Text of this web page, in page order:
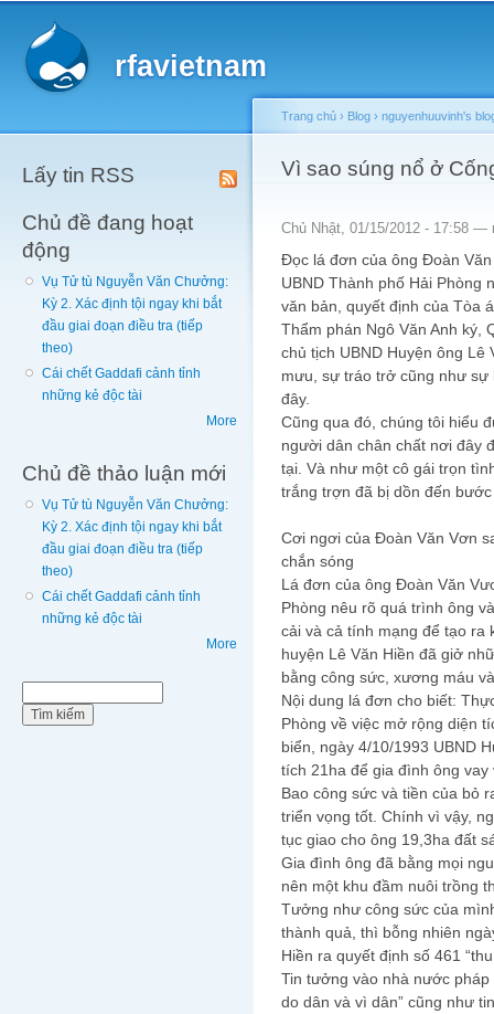
rfavietnam
Lấy tin RSS
Chủ đề đang hoạt
động
Vụ Tử tù Nguyễn Văn Chưởng:
Kỳ 2. Xác định tội ngay khi bắt
đầu giai đoạn điều tra (tiếp
theo)
Cái chết Gaddafi cảnh tỉnh
những kẻ độc tài
More
Chủ đề thảo luận mới
Vụ Tử tù Nguyễn Văn Chưởng:
Kỳ 2. Xác định tội ngay khi bắt
đầu giai đoạn điều tra (tiếp
theo)
Cái chết Gaddafi cảnh tỉnh
những kẻ độc tài
More
You are here
Trang chủ › Blog › nguyenhuuvinh's
Vì sao súng nổ ở
Chủ Nhật, 01/15/2012 - 17:58 —
Đọc lá đơn của ông Đoàn
UBND Thành phố Hải Phòng
văn bản, quyết định của Tòa
Thẩm phán Ngô Văn Anh ký,
chủ tịch UBND Huyện ông
mưu, sự tráo trở cũng như
đây.
Cũng qua đó, chúng tôi hiểu
người dân chân chất nơi đây
tại. Và như một cô gái trọn
trắng trợn đã bị dồn đến
Cơi ngơi của Đoàn Văn Vơn
chắn sóng
Lá đơn của ông Đoàn Văn
Phòng nêu rõ quá trình ông
cải và cả tính mạng để tạo ra
huyện Lê Văn Hiền đã giở
bằng công sức, xương máu
Nội dung lá đơn cho biết:
Phòng về việc mở rộng diện
biển, ngày 4/10/1993 UBND
tích 21ha để gia đình ông
Bao công sức và tiền của bỏ
triển vọng tốt. Chính vì vậy,
tục giao cho ông 19,3ha đất
Gia đình ông đã bằng mọi
nên một khu đầm nuôi trồng
Tưởng như công sức của
thành quả, thì bỗng nhiên
Hiền ra quyết định số 461
Tin tưởng vào nhà nước
do dân và vì dân” cũng như